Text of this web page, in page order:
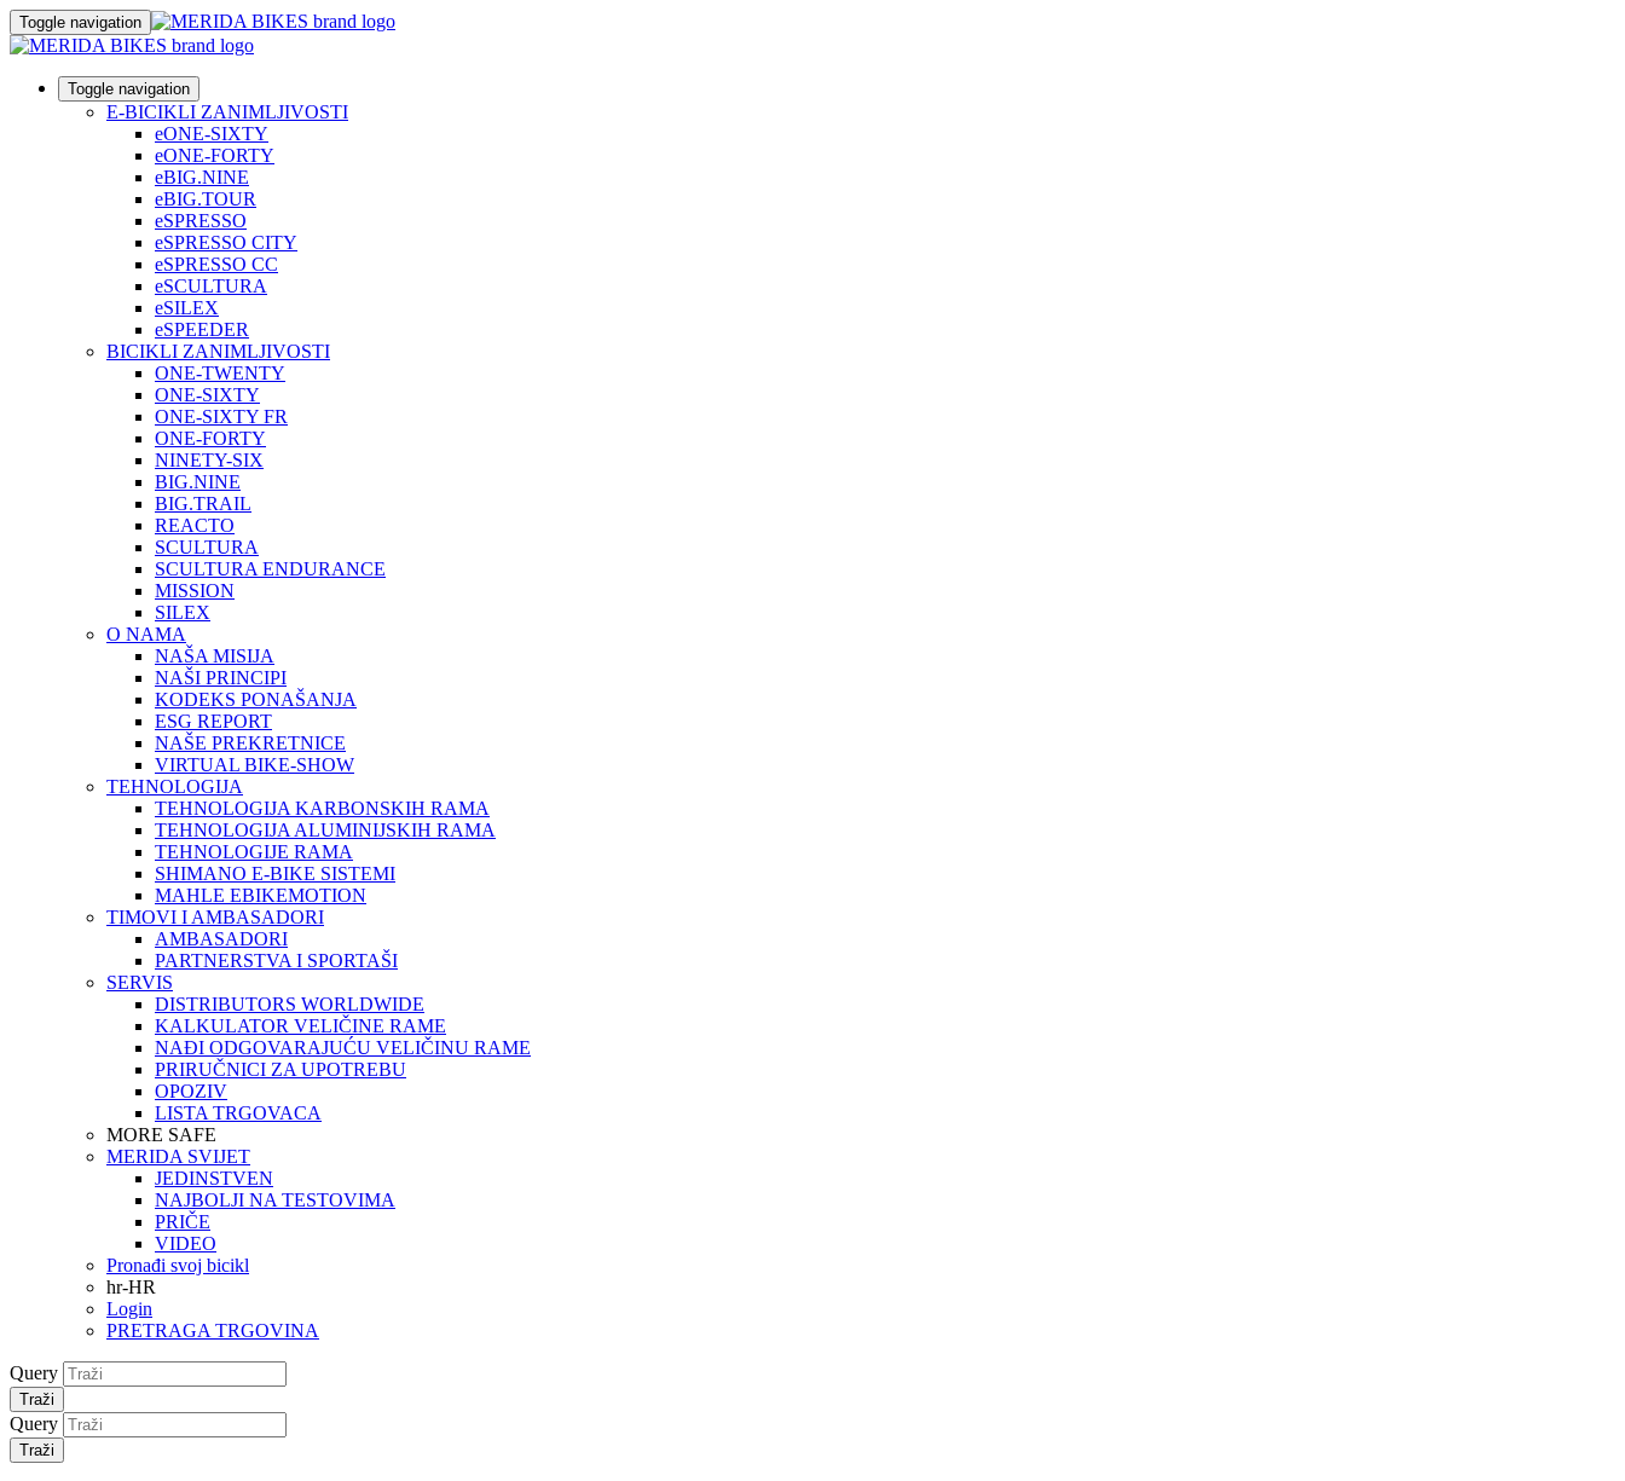
Toggle navigation
Toggle navigation
E-BICIKLI ZANIMLJIVOSTI
eONE-SIXTY
eONE-FORTY
eBIG.NINE
eBIG.TOUR
eSPRESSO
eSPRESSO CITY
eSPRESSO CC
eSCULTURA
eSILEX
eSPEEDER
BICIKLI ZANIMLJIVOSTI
ONE-TWENTY
ONE-SIXTY
ONE-SIXTY FR
ONE-FORTY
NINETY-SIX
BIG.NINE
BIG.TRAIL
REACTO
SCULTURA
SCULTURA ENDURANCE
MISSION
SILEX
O NAMA
NAŠA MISIJA
NAŠI PRINCIPI
KODEKS PONAŠANJA
ESG REPORT
NAŠE PREKRETNICE
VIRTUAL BIKE-SHOW
TEHNOLOGIJA
TEHNOLOGIJA KARBONSKIH RAMA
TEHNOLOGIJA ALUMINIJSKIH RAMA
TEHNOLOGIJE RAMA
SHIMANO E-BIKE SISTEMI
MAHLE EBIKEMOTION
TIMOVI I AMBASADORI
AMBASADORI
PARTNERSTVA I SPORTAŠI
SERVIS
DISTRIBUTORS WORLDWIDE
KALKULATOR VELIČINE RAME
NAĐI ODGOVARAJUĆU VELIČINU RAME
PRIRUČNICI ZA UPOTREBU
OPOZIV
LISTA TRGOVACA
MORE SAFE
MERIDA SVIJET
JEDINSTVEN
NAJBOLJI NA TESTOVIMA
PRIČE
VIDEO
Pronađi svoj bicikl
hr-HR
Login
PRETRAGA TRGOVINA
Query
Traži
Query
Traži